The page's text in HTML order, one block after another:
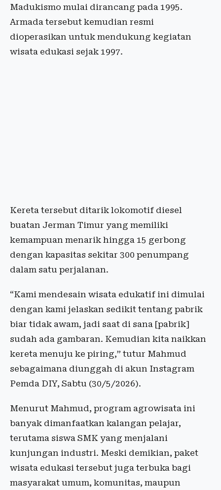
Madukismo mulai dirancang pada 1995.
Armada tersebut kemudian resmi
dioperasikan untuk mendukung kegiatan
wisata edukasi sejak 1997.
Kereta tersebut ditarik lokomotif diesel
buatan Jerman Timur yang memiliki
kemampuan menarik hingga 15 gerbong
dengan kapasitas sekitar 300 penumpang
dalam satu perjalanan.
“Kami mendesain wisata edukatif ini dimulai
dengan kami jelaskan sedikit tentang pabrik
biar tidak awam, jadi saat di sana [pabrik]
sudah ada gambaran. Kemudian kita naikkan
kereta menuju ke piring,” tutur Mahmud
sebagaimana diunggah di akun Instagram
Pemda DIY, Sabtu (30/5/2026).
Menurut Mahmud, program agrowisata ini
banyak dimanfaatkan kalangan pelajar,
terutama siswa SMK yang menjalani
kunjungan industri. Meski demikian, paket
wisata edukasi tersebut juga terbuka bagi
masyarakat umum, komunitas, maupun